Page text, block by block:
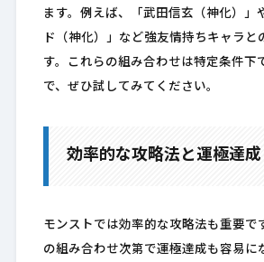
ます。例えば、「武田信玄（神化）」
ド（神化）」など強友情持ちキャラと
す。これらの組み合わせは特定条件下
で、ぜひ試してみてください。
効率的な攻略法と運極達成
モンストでは効率的な攻略法も重要で
の組み合わせ次第で運極達成も容易に